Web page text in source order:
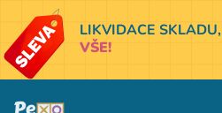
LIKVIDACE SKLADU,
VŠE!